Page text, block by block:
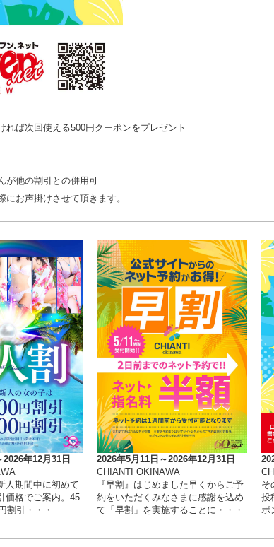
ば次回使える500円クーポンをプレゼント
が他の割引との併用可
お声掛けさせて頂きます。
年12月31日
人期間中に初めて
価格でご案内。45
引・・・
2026年5月11日～2026年12月31日
CHIANTI OKINAWA
『早割』はじめました早くからご予
約をいただくみなさまに感謝を込め
て「早割」を実施することに・・・
そ
投
ポ